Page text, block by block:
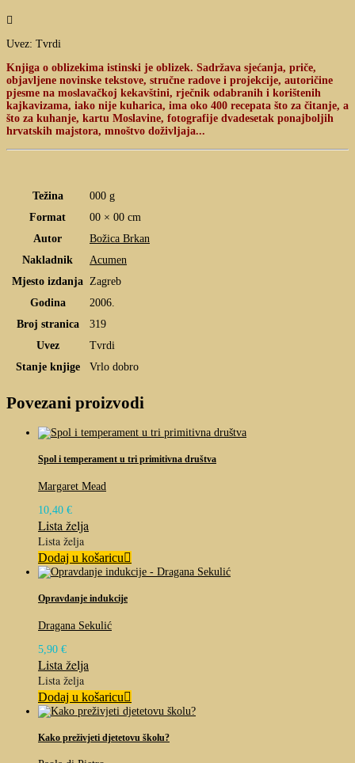

Uvez: Tvrdi
Knjiga o oblizekima istinski je oblizek. Sadržava sjećanja, priče,
objavljene novinske tekstove, stručne radove i projekcije, autoričine
pjesme na moslavačkoj kekavštini, rječnik odabranih i korištenih
kajkavizama, iako nije kuharica, ima oko 400 recepata što za čitanje, a
što za kuhanje, kartu Moslavine, fotografije dvadesetak ponajboljih
hrvatskih majstora, mnoštvo doživljaja...
Težina
000 g
Format
00 × 00 cm
Autor
Božica Brkan
Nakladnik
Acumen
Mjesto izdanja Zagreb
Godina
2006.
Broj stranica
319
Uvez
Tvrdi
Stanje knjige
Vrlo dobro
Povezani proizvodi
Spol i temperament u tri primitivna društva
Margaret Mead
10,40 €
Lista želja
Lista želja
Dodaj u košaricu
Opravdanje indukcije
Dragana Sekulić
5,90 €
Lista želja
Lista želja
Dodaj u košaricu
Kako preživjeti djetetovu školu?